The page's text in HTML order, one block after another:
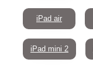
iPad air
iPad mini 2